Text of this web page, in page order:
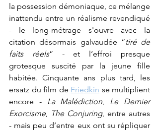
la possession démoniaque, ce mélange
inattendu entre un réalisme revendiqué
- le long-métrage s'ouvre avec la
citation désormais galvaudée “tiré de
faits réels” - et l’effroi presque
grotesque suscité par la jeune fille
habitée. Cinquante ans plus tard, les
ersatz du film de Friedkin se multiplient
encore - La Malédiction, Le Dernier
Exorcisme, The Conjuring, entre autres
- mais peu d’entre eux ont su répliquer